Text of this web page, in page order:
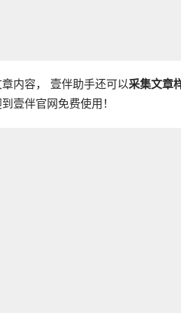
内容， 壹伴助手还可以采集文章
壹伴官网免费使用！